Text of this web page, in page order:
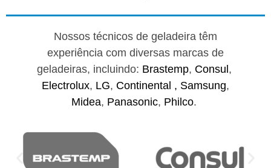
Nossos técnicos de geladeira têm
experiência com diversas marcas de
geladeiras, incluindo: Brastemp, Consul ,
Electrolux, LG, Continental , Samsung,
Midea, Panasonic, Philco.